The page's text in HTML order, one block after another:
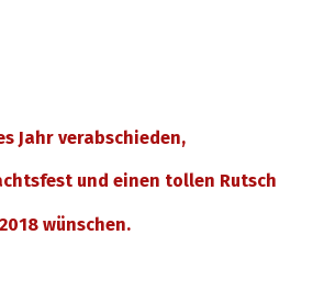
Jahr verabschieden,
und einen tollen Rutsch
wünschen.